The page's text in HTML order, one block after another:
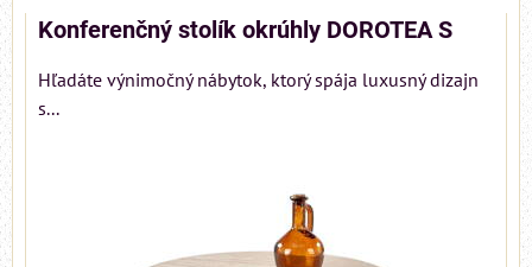
Konferenčný stolík okrúhly DOROTEA S
Hľadáte výnimočný nábytok, ktorý spája luxusný dizajn
s...